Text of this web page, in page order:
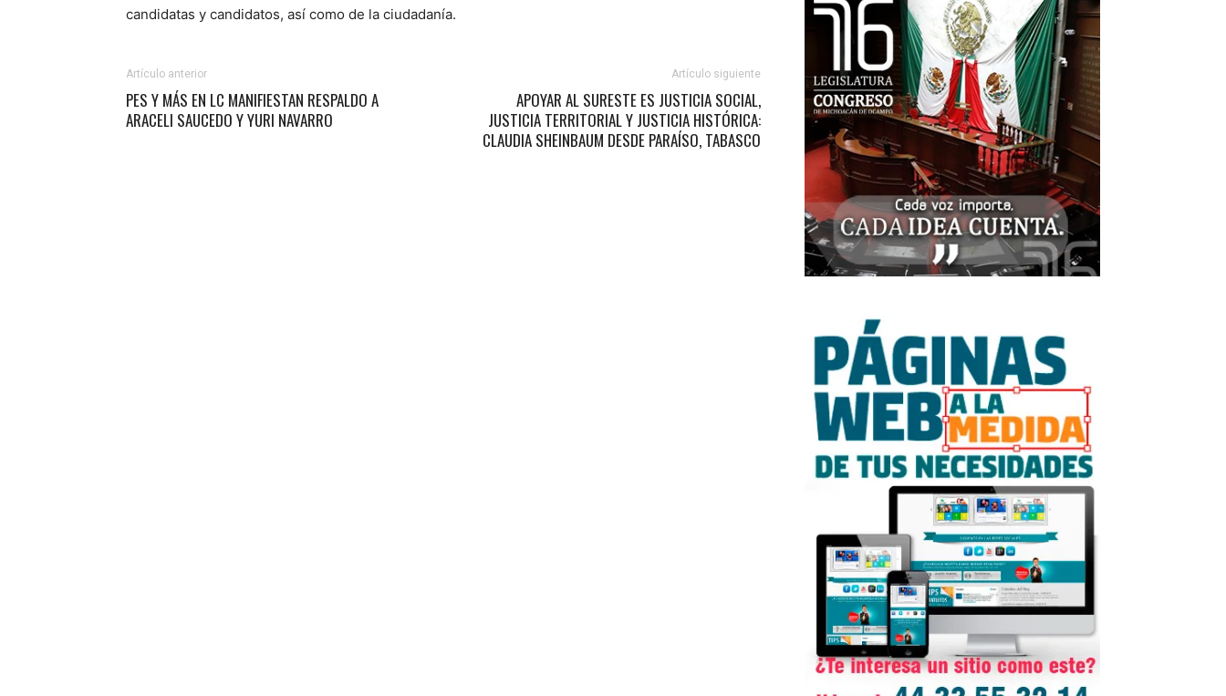
candidatas y candidatos, así como de la ciudadanía.
Artículo anterior
PES Y MÁS EN LC MANIFIESTAN RESPALDO A
ARACELI SAUCEDO Y YURI NAVARRO
Artículo siguiente
APOYAR AL SURESTE ES JUSTICIA SOCIAL,
JUSTICIA TERRITORIAL Y JUSTICIA HISTÓRICA:
CLAUDIA SHEINBAUM DESDE PARAÍSO, TABASCO